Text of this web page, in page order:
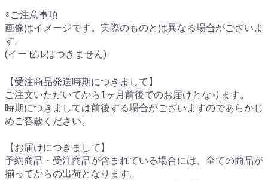
※ご注意事項
画像はイメージです。実際のものとは異なる場合がございま
す。
(イーゼルはつきません)
【受注商品発送時期につきまして】
ご注文いただいてから1ヶ月前後でのお届けとなります。
時期につきましては前後する場合がございますのであらかじ
めご容赦ください。
【お届けにつきまして】
予約商品・受注商品が含まれている場合には、全ての商品が
揃ってからの出荷となります。